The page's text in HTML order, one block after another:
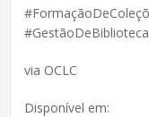
via OCLC
Disponível em: